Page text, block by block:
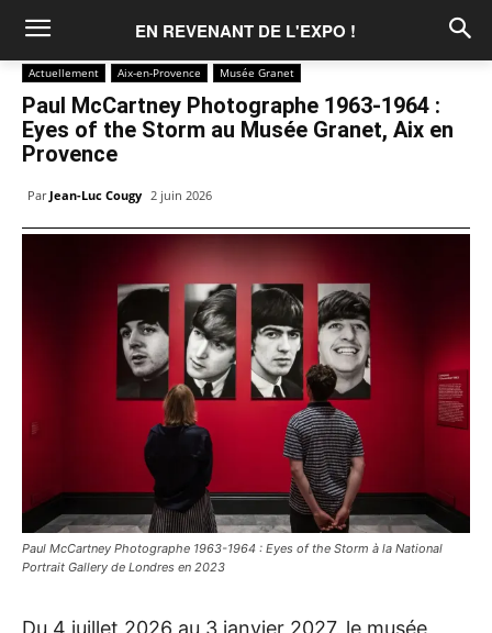
EN REVENANT DE L'EXPO !
Actuellement Aix-en-Provence Musée Granet
Paul McCartney Photographe 1963-1964 :
Eyes of the Storm au Musée Granet, Aix en
Provence
Par Jean-Luc Cougy 2 juin 2026
Paul McCartney Photographe 1963-1964 : Eyes of the Storm à la National
Portrait Gallery de Londres en 2023
Du 4 juillet 2026 au 3 janvier 2027, le musée